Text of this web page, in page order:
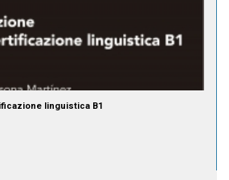
linguistica B1